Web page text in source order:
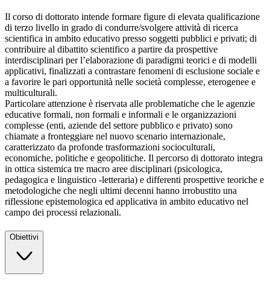
Il corso di dottorato intende formare figure di elevata qualificazione
di terzo livello in grado di condurre/svolgere attività di ricerca
scientifica in ambito educativo presso soggetti pubblici e privati; di
contribuire al dibattito scientifico a partire da prospettive
interdisciplinari per l’elaborazione di paradigmi teorici e di modelli
applicativi, finalizzati a contrastare fenomeni di esclusione sociale e
a favorire le pari opportunità nelle società complesse, eterogenee e
multiculturali.
Particolare attenzione è riservata alle problematiche che le agenzie
educative formali, non formali e informali e le organizzazioni
complesse (enti, aziende del settore pubblico e privato) sono
chiamate a fronteggiare nel nuovo scenario internazionale,
caratterizzato da profonde trasformazioni socioculturali,
economiche, politiche e geopolitiche. Il percorso di dottorato integra
in ottica sistemica tre macro aree disciplinari (psicologica,
pedagogica e linguistico -letteraria) e differenti prospettive teoriche e
metodologiche che negli ultimi decenni hanno irrobustito una
riflessione epistemologica ed applicativa in ambito educativo nel
campo dei processi relazionali.
Obiettivi